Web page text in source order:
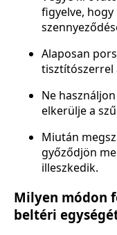
figyelve,
Alaposan
tisztítószerrel
Ne
elkerülje a
Miután
győződjön
illeszkedik.
Milyen módon
beltéri